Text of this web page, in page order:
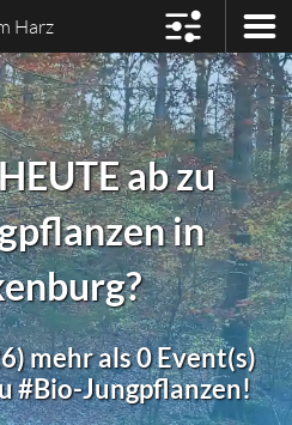
Harz
ab zu
in
mehr als 0 Event(s)
#Bio-Jungpflanzen!